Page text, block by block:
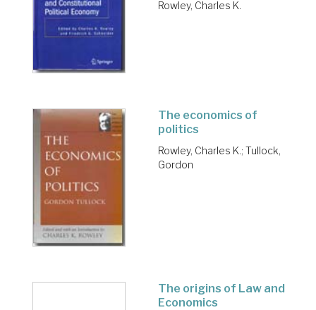
Rowley, Charles K.
The economics of
politics
Rowley, Charles K.; Tullock,
Gordon
The origins of Law and
Economics